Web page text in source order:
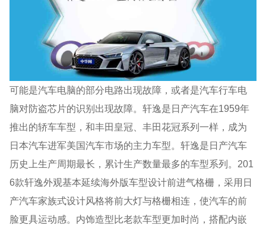
可能是汽车电脑的部分电路出现故障，或者是汽车行车电
脑对防盗芯片的识别出现故障。轩逸是日产汽车在1959年
推出的轿车车型，和丰田皇冠、丰田花冠系列一样，成为
日本汽车进军美国汽车市场的主力车型。轩逸是日产汽车
历史上生产周期最长，累计生产数量最多的车型系列。201
6款轩逸外观基本延续海外版车型设计前进气格栅，采用日
产汽车家族式设计风格将前大灯与格栅相连，使汽车的前
脸更具运动感。内饰造型比老款车型更加时尚，搭配内嵌